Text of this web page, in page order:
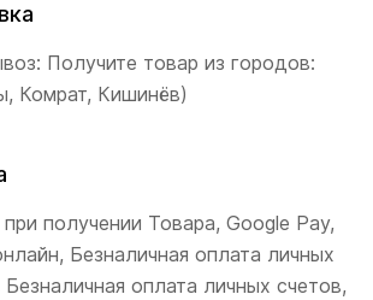
Получите товар из городов:
Комрат, Кишинёв)
получении Товара, Google Pay,
Безналичная оплата личных
Безналичная оплата личных счетов,